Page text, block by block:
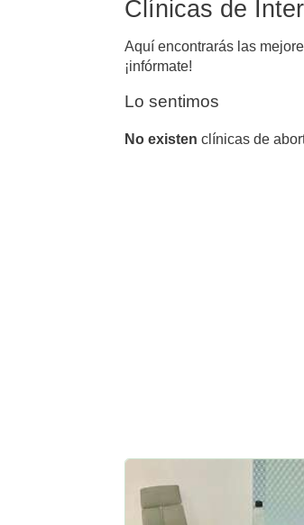
Clínicas de
Aquí encontrarás las
¡infórmate!
Lo sentimos
No existen clínicas de